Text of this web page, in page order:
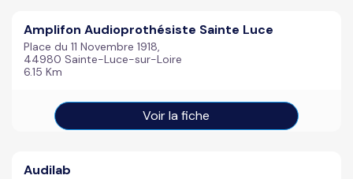
Amplifon Audioprothésiste Sainte Luce
Place du 11 Novembre 1918,
44980 Sainte-Luce-sur-Loire
6.15 Km
Voir la fiche
Audilab